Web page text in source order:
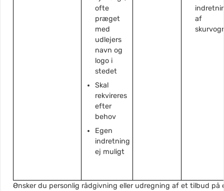
ofte
præget
med
udlejers
navn og
logo i
stedet
Skal
rekvireres
efter
behov
Egen
indretning
ej muligt
af
Ønsker du personlig rådgivning eller udregning af et tilbud på